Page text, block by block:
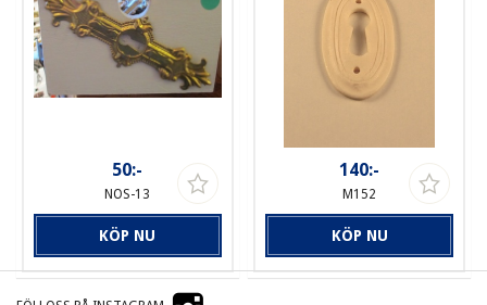
50:-
NOS-13
KÖP NU
140:-
M152
KÖP NU